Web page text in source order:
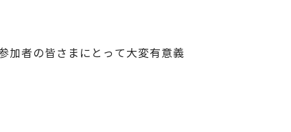
加者の皆さまにとって大変有意義